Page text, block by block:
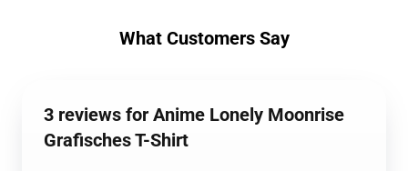
What Customers Say
3 reviews for Anime Lonely Moonrise
Grafisches T-Shirt